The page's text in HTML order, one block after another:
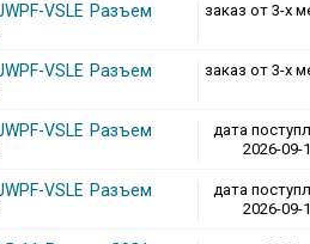
Разъем
заказ от 3-х
Разъем
заказ от 3-х
Разъем
дата
2026-09-
Разъем
дата
2026-09-